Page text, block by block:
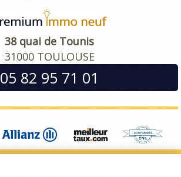
38 quai de Tounis
31000 TOULOUSE
05 82 95 71 01